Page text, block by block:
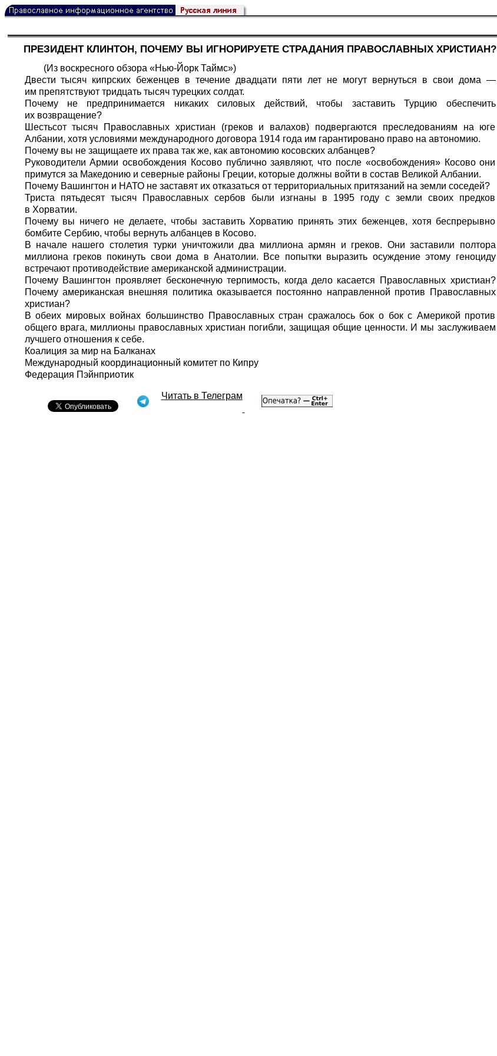
ПРЕЗИДЕНТ КЛИНТОН, ПОЧЕМУ ВЫ ИГНОРИРУЕТЕ СТРАДАНИЯ ПРАВОСЛАВНЫХ ХРИСТИАН?
(Из воскресного обзора «Нью-Йорк Таймс»)
Двести тысяч кипрских беженцев в течение двадцати пяти лет не могут вернуться в свои дома —
им препятствуют тридцать тысяч турецких солдат.
Почему не предпринимается никаких силовых действий, чтобы заставить Турцию обеспечить
их возвращение?
Шестьсот тысяч Православных христиан (греков и валахов) подвергаются преследованиям на юге
Албании, хотя условиями международного договора 1914 года им гарантировано право на автономию.
Почему вы не защищаете их права так же, как автономию косовских албанцев?
Руководители Армии освобождения Косово публично заявляют, что после «освобождения» Косово они
примутся за Македонию и северные районы Греции, которые должны войти в состав Великой Албании.
Почему Вашингтон и НАТО не заставят их отказаться от территориальных притязаний на земли соседей?
Триста пятьдесят тысяч Православных сербов были изгнаны в 1995 году с земли своих предков
в Хорватии.
Почему вы ничего не делаете, чтобы заставить Хорватию принять этих беженцев, хотя беспрерывно
бомбите Сербию, чтобы вернуть албанцев в Косово.
В начале нашего столетия турки уничтожили два миллиона армян и греков. Они заставили полтора
миллиона греков покинуть свои дома в Анатолии. Все попытки выразить осуждение этому геноциду
встречают противодействие американской администрации.
Почему Вашингтон проявляет бесконечную терпимость, когда дело касается Православных христиан?
Почему американская внешняя политика оказывается постоянно направленной против Православных
христиан?
В обеих мировых войнах большинство Православных стран сражалось бок о бок с Америкой против
общего врага, миллионы православных христиан погибли, защищая общие ценности. И мы заслуживаем
лучшего отношения к себе.
Коалиция за мир на Балканах
Международный координационный комитет по Кипру
Федерация Пэйнприотик
Читать в Телеграм